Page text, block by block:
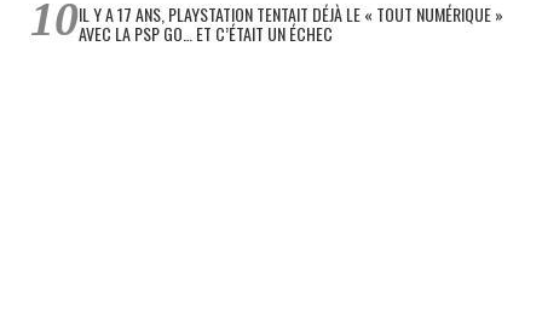
IL Y A 17 ANS, PLAYSTATION TENTAIT DÉJÀ LE « TOUT NUMÉRIQUE »
AVEC LA PSP GO… ET C’ÉTAIT UN ÉCHEC